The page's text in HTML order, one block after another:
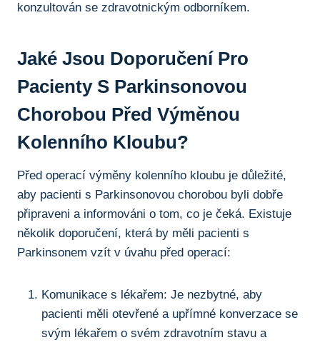
⁤konzultován se zdravotnickým odborníkem.
Jaké Jsou Doporučení Pro
Pacienty S Parkinsonovou
Chorobou Před Výměnou
Kolenního Kloubu?
Před operací výměny kolenního kloubu je důležité,
aby pacienti s Parkinsonovou⁢ chorobou byli dobře
připraveni a informováni o tom, co je čeká.⁤ Existuje
několik doporučení, která by​ měli pacienti s
Parkinsonem ​vzít v​ úvahu před operací:
Komunikace s ⁤lékařem: Je nezbytné, aby
pacienti měli otevřené a⁣ upřímné konverzace‌ se
svým lékařem o svém ‍zdravotním stavu a⁣